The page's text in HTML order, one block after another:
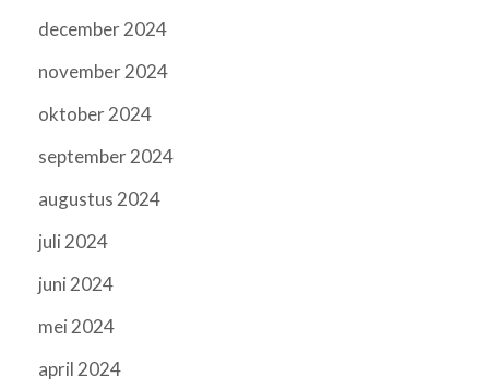
december 2024
november 2024
oktober 2024
september 2024
augustus 2024
juli 2024
juni 2024
mei 2024
april 2024